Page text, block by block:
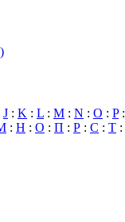
J : K : L : M : N : O : P:
: Н : О : П : Р : С : Т :